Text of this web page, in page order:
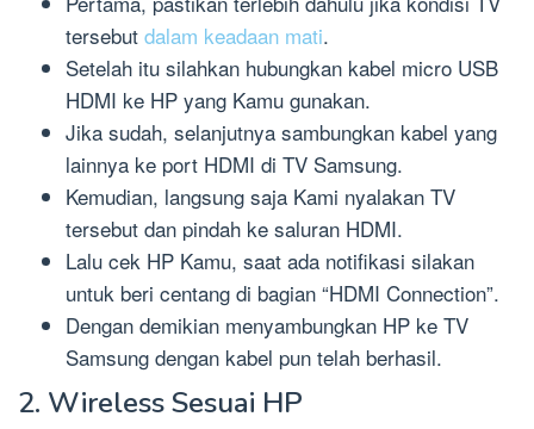
tersebut dalam keadaan mati.
Setelah itu silahkan hubungkan kabel micro USB
HDMI ke HP yang Kamu gunakan.
Jika sudah, selanjutnya sambungkan kabel yang
lainnya ke port HDMI di TV Samsung.
Kemudian, langsung saja Kami nyalakan TV
tersebut dan pindah ke saluran HDMI.
Lalu cek HP Kamu, saat ada notifikasi silakan
untuk beri centang di bagian “HDMI Connection”.
Dengan demikian menyambungkan HP ke TV
Samsung dengan kabel pun telah berhasil.
2. Wireless Sesuai HP